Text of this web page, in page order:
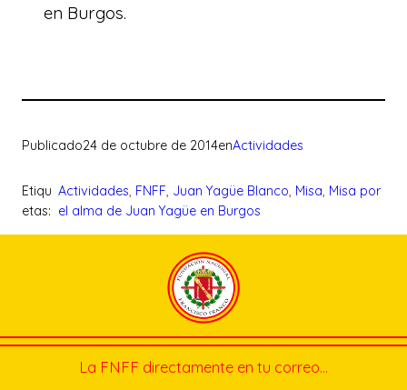
en Burgos.
Publicado24 de octubre de 2014enActividades
Etiqu
etas:
Actividades, FNFF, Juan Yagüe Blanco, Misa, Misa por
el alma de Juan Yagüe en Burgos
La FNFF directamente en tu correo…